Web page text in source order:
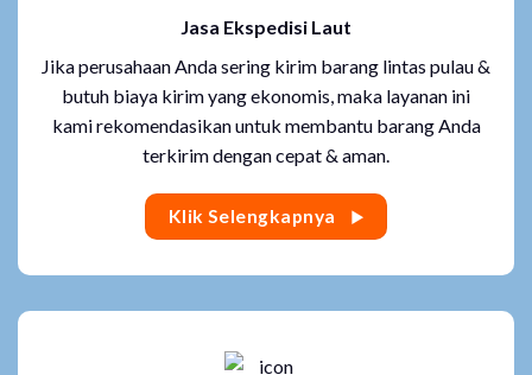
Jasa Ekspedisi Laut
Jika perusahaan Anda sering kirim barang lintas pulau &
butuh biaya kirim yang ekonomis, maka layanan ini
kami rekomendasikan untuk membantu barang Anda
terkirim dengan cepat & aman.
Klik Selengkapnya